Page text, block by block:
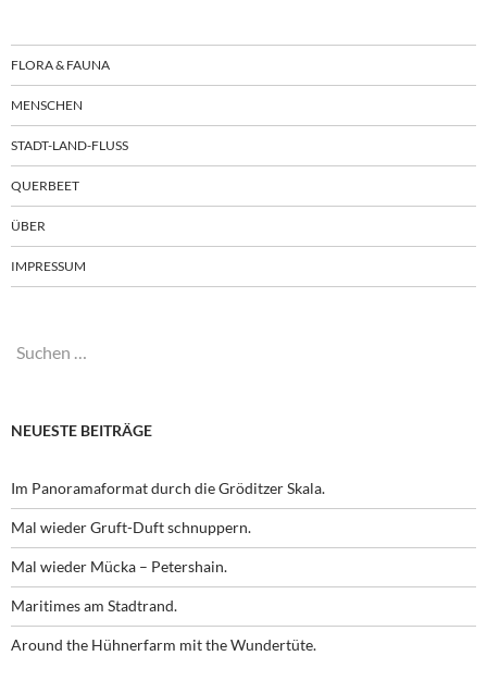
FLORA & FAUNA
MENSCHEN
STADT-LAND-FLUSS
QUERBEET
ÜBER
IMPRESSUM
Suchen
NEUESTE BEITRÄGE
Im Panoramaformat durch die Gröditzer Skala.
Mal wieder Gruft-Duft schnuppern.
Mal wieder Mücka – Petershain.
Maritimes am Stadtrand.
Around the Hühnerfarm mit the Wundertüte.